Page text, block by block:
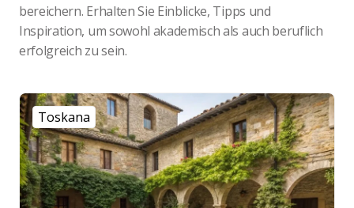
bereichern. Erhalten Sie Einblicke, Tipps und
Inspiration, um sowohl akademisch als auch beruflich
erfolgreich zu sein.
Toskana